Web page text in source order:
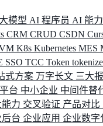
模型 AI 程序员 AI 能力
CRM CRUD CSDN
K8s Kubernetes MES
SSO TCC Token
式方案 万字长文 三大
台 中小企业 中间件替
能力 交叉验证 产品对比
台 企业应用 企业数字